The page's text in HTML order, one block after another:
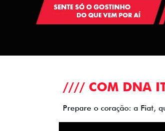
//// COM DNA
Prepare o coração: a Fiat,